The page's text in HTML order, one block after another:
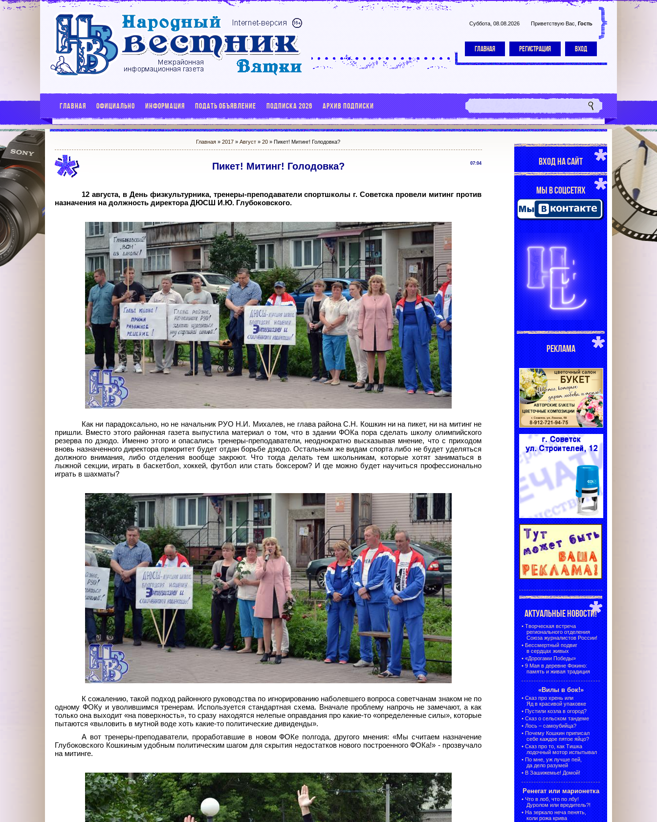
Суббота, 08.08.2026 Приветствую Вас Гость
ГЛАВНАЯ РЕГИСТРАЦИЯ ВХОД
ГЛАВНАЯ ОФИЦИАЛЬНО ИНФОРМАЦИЯ ПОДАТЬ ОБЪЯВЛЕНИЕ ПОДПИСКА 2026 АРХИВ ПОДПИСКИ
Главная »2017 » Август » 20 » Пикет! Митинг! Голодовка?
07:04
Пикет! Митинг! Голодовка?
12 августа, в День физкультурника, тренеры-преподаватели спортшколы г. Советска провели митинг против
назначения на должность директора ДЮСШ И.Ю. Глубоковского.
Как ни парадоксально, но не начальник РУО Н.И. Михалев, не глава района С.Н. Кошкин ни на пикет, ни на митинг не
пришли. Вместо этого районная газета выпустила материал о том, что в здании ФОКа пора сделать школу олимпийского
резерва по дзюдо. Именно этого и опасались тренеры-преподаватели, неоднократно высказывая мнение, что с приходом
вновь назначенного директора приоритет будет отдан борьбе дзюдо. Остальным же видам спорта либо не будет уделяться
должного внимания, либо отделения вообще закроют. Что тогда делать тем школьникам, которые хотят заниматься в
лыжной секции, играть в баскетбол, хоккей, футбол или стать боксером? И где можно будет научиться профессионально
играть в шахматы?
К сожалению, такой подход районного руководства по игнорированию наболевшего вопроса советчанам знаком не по
одному ФОКу и уволившимся тренерам. Используется стандартная схема. Вначале проблему напрочь не замечают, а как
только она выходит «на поверхность», то сразу находятся нелепые оправдания про какие-то «определенные силы», которые
пытаются «выловить в мутной воде хоть какие-то политические дивиденды».
А вот тренеры-преподаватели, проработавшие в новом ФОКе полгода, другого мнения: «Мы считаем назначение
Глубоковского Кошкиным удобным политическим шагом для скрытия недостатков нового построенного ФОКа!» - прозвучало
на митинге.
ВХОД НА САЙТ
МЫ В СОЦСЕТЯХ
РЕКЛАМА
АКТУАЛЬНЫЕ НОВОСТИ!
• Творческая встреча
регионального отделения
Союза журналистов России!
• Бессмертный подвиг
в сердцах живых
• «Дорогами Победы»
• 9 Мая в деревне Фокино:
память и живая традиция
«Вилы в бок!»
• Сказ про хрень или
Яд в красивой упаковке
• Пустили козла в огород?
• Сказ о сельском тандеме
• Лось – самоубийца?
• Почему Кошкин приписал
себе каждое пятое яйцо?
• Сказ про то, как Тишка
лодочный мотор испытывал
• По мне, уж лучше пей,
да дело разумей
• В Зашижемье! Домой!
Ренегат или марионетка
• Что в лоб, что по лбу!
Дуролом или вредитель?!
• На зеркало неча пенять,
коли рожа крива